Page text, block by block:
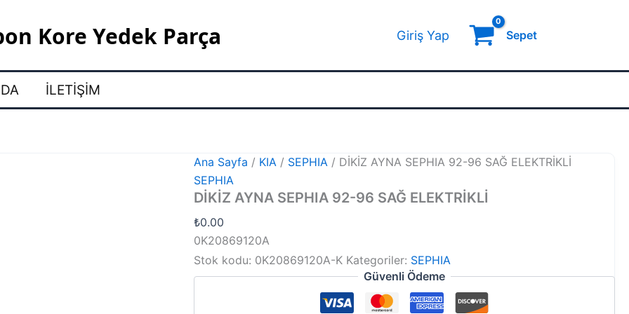
Kore Yedek Parça Giriş Yap Sepet
İLETIŞIM
Ana Sayfa / KIA / SEPHIA / DİKİZ AYNA SEPHIA 92-96 SAĞ ELEKTRİKLİ
SEPHIA
DİKİZ AYNA SEPHIA 92-96 SAĞ ELEKTRİKLİ
₺0.00
0K20869120A
Stok kodu: 0K20869120A-K Kategoriler: SEPHIA
Güvenli Ödeme